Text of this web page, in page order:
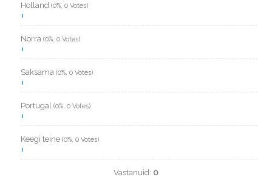
Holland (0%, 0 Votes)
Norra (0%, 0 Votes)
Saksama (0%, 0 Votes)
Portugal (0%, 0 Votes)
Keegi teine (0%, 0 Votes)
Vastanuid: 0